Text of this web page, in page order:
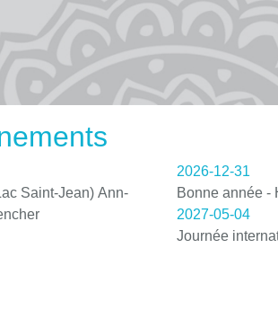
Saint-Jean) Ann-
2026-12-31
Bonne année -
2027-05-04
Journée